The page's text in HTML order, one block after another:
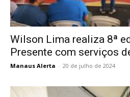
Wilson Lima realiza 8ª
Presente com serviços
Manaus Alerta - 20 de julho de 2024